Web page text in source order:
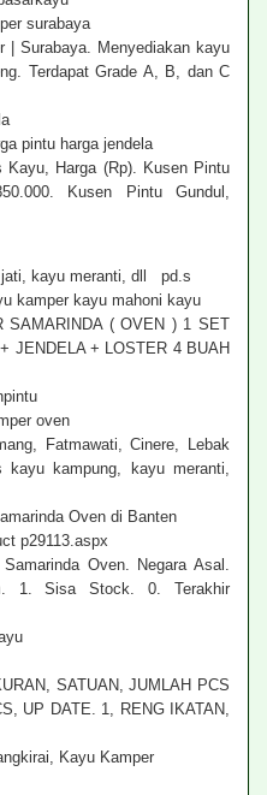
surabaya
Surabaya. Menyediakan kayu
Terdapat Grade A, B, dan C
pintu harga jendela
Kayu, Harga (Rp). Kusen Pintu
Kusen Pintu Gundul,
jati, kayu meranti, dll pd.s
kamper kayu mahoni kayu
SAMARINDA ( OVEN ) 1 SET
JENDELA + LOSTER 4 BUAH
oven
Fatmawati, Cinere, Lebak
kampung, kayu meranti,
Oven di Banten
p29113.aspx
Oven. Negara Asal.
1. Sisa Stock. 0. Terakhir
SATUAN, JUMLAH PCS
UP DATE. 1, RENG IKATAN,
Kayu Kamper